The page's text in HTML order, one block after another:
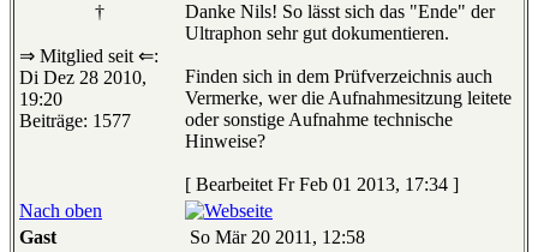
†
⇒ Mitglied seit ⇐:
Di Dez 28 2010,
19:20
Beiträge: 1577
Danke Nils! So lässt sich das "Ende" der
Ultraphon sehr gut dokumentieren.
Finden sich in dem Prüfverzeichnis auch
Vermerke, wer die Aufnahmesitzung leitete
oder sonstige Aufnahme technische
Hinweise?
[ Bearbeitet Fr Feb 01 2013, 17:34 ]
Nach oben
Gast
So Mär 20 2011, 12:58